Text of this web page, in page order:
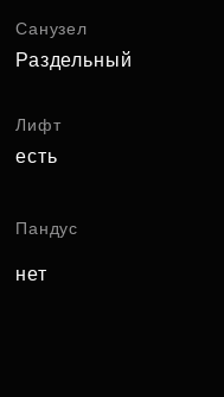
Санузел
Раздельный
Лифт
есть
Пандус
нет